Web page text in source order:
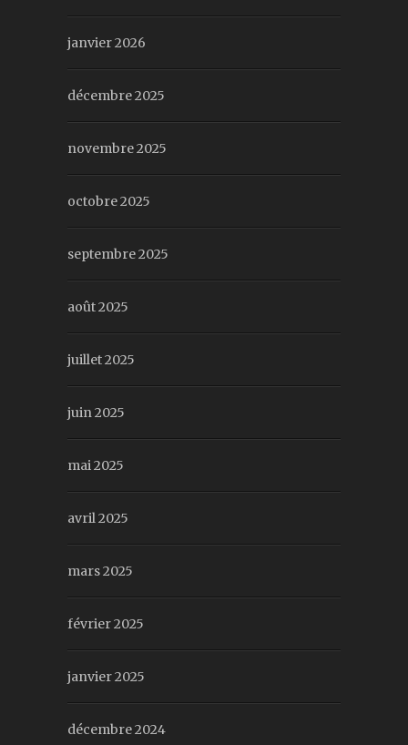
janvier 2026
décembre 2025
novembre 2025
octobre 2025
septembre 2025
août 2025
juillet 2025
juin 2025
mai 2025
avril 2025
mars 2025
février 2025
janvier 2025
décembre 2024